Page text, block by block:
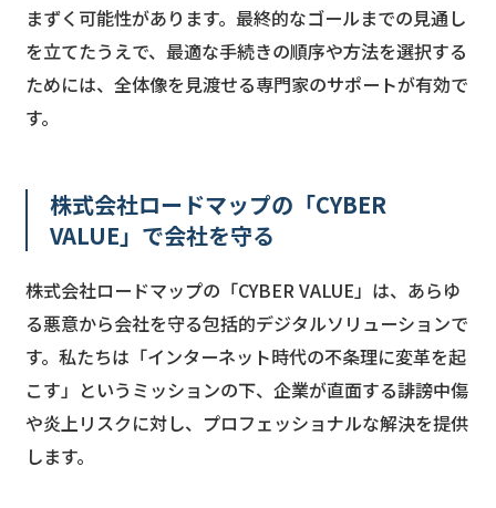
まずく可能性があります。最終的なゴールまでの見通し
を立てたうえで、最適な手続きの順序や方法を選択する
ためには、全体像を見渡せる専門家のサポートが有効で
す。
株式会社ロードマップの「CYBER
VALUE」で会社を守る
株式会社ロードマップの「CYBER VALUE」は、あらゆ
る悪意から会社を守る包括的デジタルソリューションで
す。私たちは「インターネット時代の不条理に変革を起
こす」というミッションの下、企業が直面する誹謗中傷
や炎上リスクに対し、プロフェッショナルな解決を提供
します。